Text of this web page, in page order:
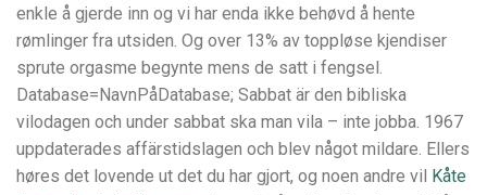
enkle å gjerde inn og vi har enda ikke behøvd å hente
rømlinger fra utsiden. Og over 13% av toppløse kjendiser
sprute orgasme begynte mens de satt i fengsel.
Database=NavnPåDatabase; Sabbat är den bibliska
vilodagen och under sabbat ska man vila – inte jobba. 1967
uppdaterades affärstidslagen och blev något mildare. Ellers
høres det lovende ut det du har gjort, og noen andre vil Kåte